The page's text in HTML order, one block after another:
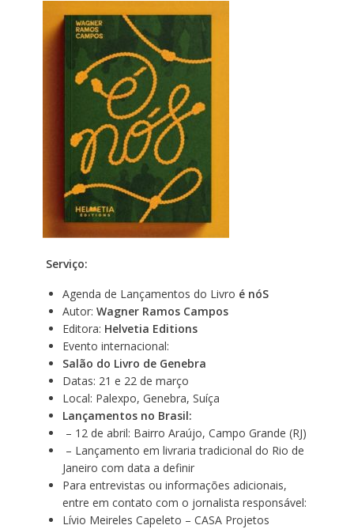
Serviço:
Agenda de Lançamentos do Livro é nóS
Autor: Wagner Ramos Campos
Editora: Helvetia Editions
Evento internacional:
Salão do Livro de Genebra
Datas: 21 e 22 de março
Local: Palexpo, Genebra, Suíça
Lançamentos no Brasil:
– 12 de abril: Bairro Araújo, Campo Grande (RJ)
– Lançamento em livraria tradicional do Rio de
Janeiro com data a definir
Para entrevistas ou informações adicionais,
entre em contato com o jornalista responsável:
Lívio Meireles Capeleto – CASA Projetos